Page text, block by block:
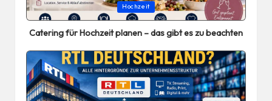
Posted
in
Hochzeit
Catering für Hochzeit planen – das gibt es zu beachten